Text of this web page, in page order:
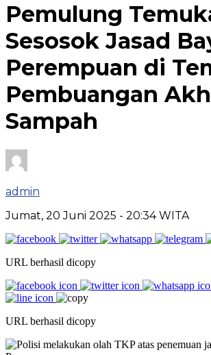
Pemulung
Sesosok Jasad
Perempuan di
Pembuangan
Sampah
admin
Jumat, 20 Juni 2025 - 20:34 WITA
URL berhasil dicopy
URL berhasil dicopy